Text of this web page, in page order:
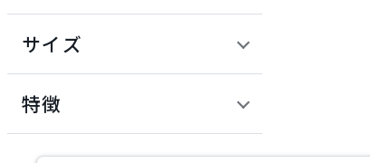
cascando
サイズ
mm
特徴